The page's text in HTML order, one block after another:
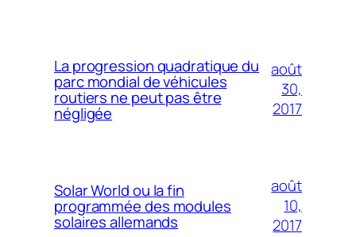
La progression quadratique du
parc mondial de véhicules
routiers ne peut pas être
négligée
août
30,
2017
Solar World ou la fin
programmée des modules
solaires allemands
août
10,
2017